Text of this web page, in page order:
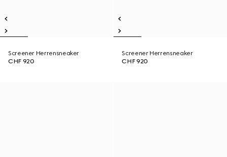
Screener Herrensneaker
CHF 920
Screener Herrensneaker
CHF 920